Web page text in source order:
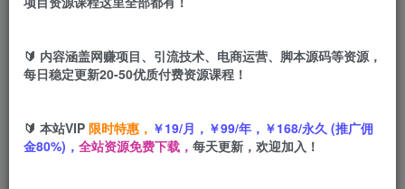
此内容为付费资源，请付费后查看
30
中级会员猫币15 高级会员猫币5
🔰 内容涵盖网赚项目、引流技术、电商运营、脚本源码等资源，
每日稳定更新20-50优质付费资源课程！
🔰 本站VIP 限时特惠， ￥19/月，￥99/年，￥168/永久 (推广佣
金80%)， 全站资源免费下载， 每天更新，欢迎加入！